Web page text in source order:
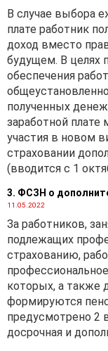
В случае выбора
плате работник
доход вместо
будущем. В целях
обеспечения
полученных
заработной
участия в новом
страховании
(вводится с 1
3. ФСЗН о
11.05.2022
За работников,
подлежащих
страхованию,
которых, а также
формируются
предусмотрено 2
досрочная и